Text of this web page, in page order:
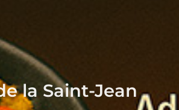
la Saint-Jean